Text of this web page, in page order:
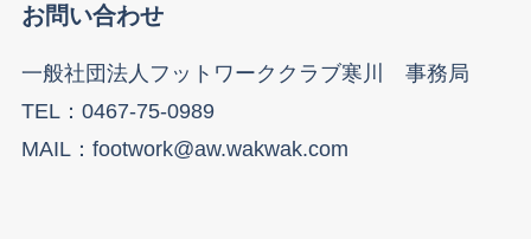
お問い合わせ
一般社団法人フットワーククラブ寒川 事務局
TEL：0467-75-0989
MAIL：footwork@aw.wakwak.com